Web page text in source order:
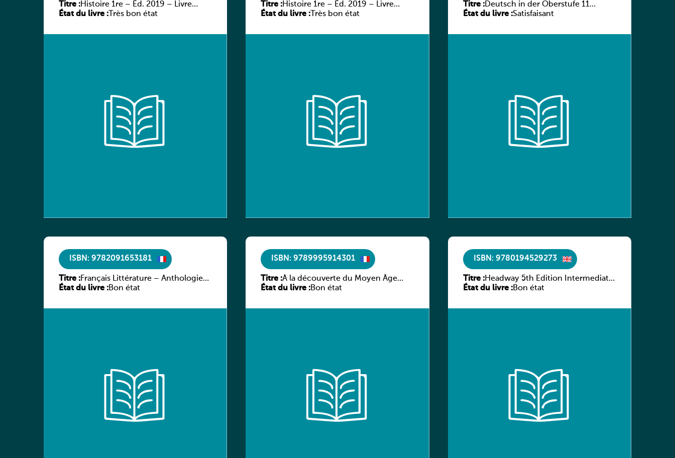
Titre :Histoire 1re – Éd. 2019 – Livre
élève
État du livre : Très bon état
Titre :Histoire 1re – Éd. 2019 – Livre
élève
État du livre : Très bon état
Titre :Deutsch in der Oberstufe 11
(Schülerbuch) Ausgabe Bayern
État du livre :Satisfaisant
ISBN: 9782091653181
Titre :Français Littérature – Anthologie
chronologique 2de/1re
État du livre :Bon état
ISBN: 9789995914301
Titre :À la découverte du Moyen Âge
littéraire
État du livre :Bon état
ISBN: 9780194529273
Titre :Headway 5th Edition Intermediate
Culture and Literature Companion
État du livre :Bon état